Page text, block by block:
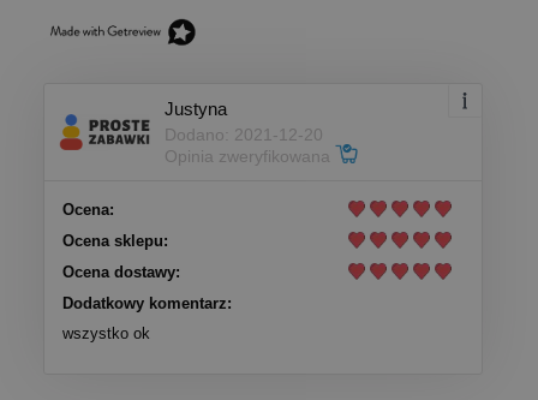
Justyna
Dodano: 2021-12-20
Opinia zweryfikowana
Ocena:
Ocena sklepu:
Ocena dostawy:
Dodatkowy komentarz:
wszystko ok